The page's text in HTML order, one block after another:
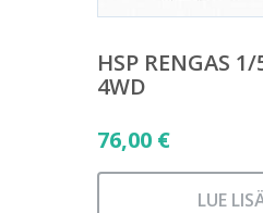
HSP RENGAS
4WD
76,00 €
LUE